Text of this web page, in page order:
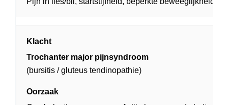
Trochanter major pijnsyndroom
(bursitis / gluteus tendinopathie)